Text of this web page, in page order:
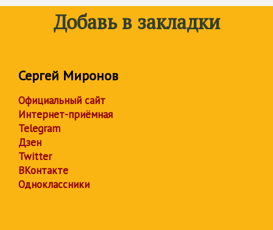
Добавь в закладки
Сергей Миронов
Официальный сайт
Интернет-приёмная
Telegram
Дзен
Twitter
ВКонтакте
Одноклассники